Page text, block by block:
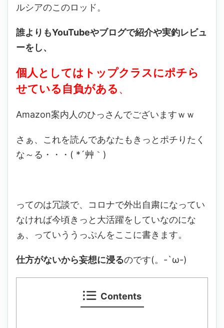
ルシアのこのロッド。
誰よりもYouTubeやブログで紹介や実釣レビュ
ーをし、
個人としてはトップクラスにポチら
せている自負がある、
Amazon案内人のひっさんでございますｗｗ
さぁ、これを読んであなたもきっとポチりたく
な～る・・・( *´艸｀)
ってのは冗談で、コロナで外出自粛になってい
なければ今頃きっと大活躍をしていなのにな
ぁ、っていううっぷんをここに書きます。
仕方がないから妄想に浸るのです(。-`ω-)
Contents